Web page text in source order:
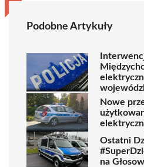
Podobne Artykuły
Nowe
Ostatni
na